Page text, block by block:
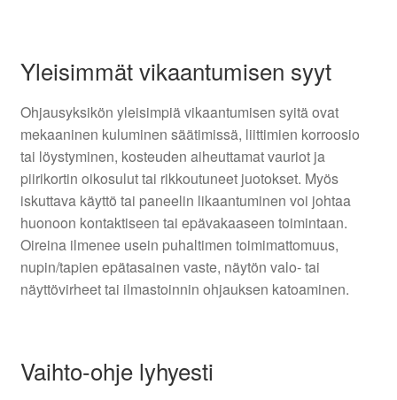
Yleisimmät vikaantumisen syyt
Ohjausyksikön yleisimpiä vikaantumisen syitä ovat
mekaaninen kuluminen säätimissä, liittimien korroosio
tai löystyminen, kosteuden aiheuttamat vauriot ja
piirikortin oikosulut tai rikkoutuneet juotokset. Myös
iskuttava käyttö tai paneelin likaantuminen voi johtaa
huonoon kontaktiseen tai epävakaaseen toimintaan.
Oireina ilmenee usein puhaltimen toimimattomuus,
nupin/tapien epätasainen vaste, näytön valo- tai
näyttövirheet tai ilmastoinnin ohjauksen katoaminen.
Vaihto-ohje lyhyesti